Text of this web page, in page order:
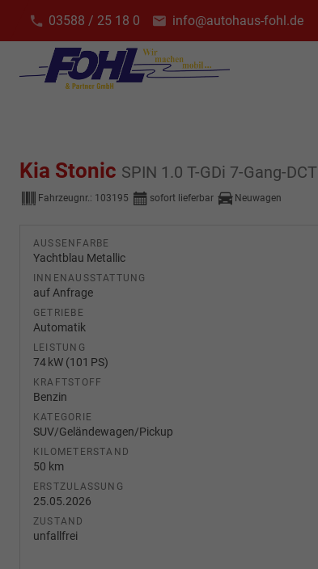
03588 / 25 18 0 info@autohaus-fohl.de
Kia Stonic SPIN 1.0 T-GDi 7-Gang-DCT
Fahrzeugnr.: 103195 sofort lieferbar Neuwagen
AUSSENFARBE
Yachtblau Metallic
INNENAUSSTATTUNG
auf Anfrage
GETRIEBE
Automatik
LEISTUNG
74 kW (101 PS)
KRAFTSTOFF
Benzin
KATEGORIE
SUV/Geländewagen/Pickup
KILOMETERSTAND
50 km
ERSTZULASSUNG
25.05.2026
ZUSTAND
unfallfrei